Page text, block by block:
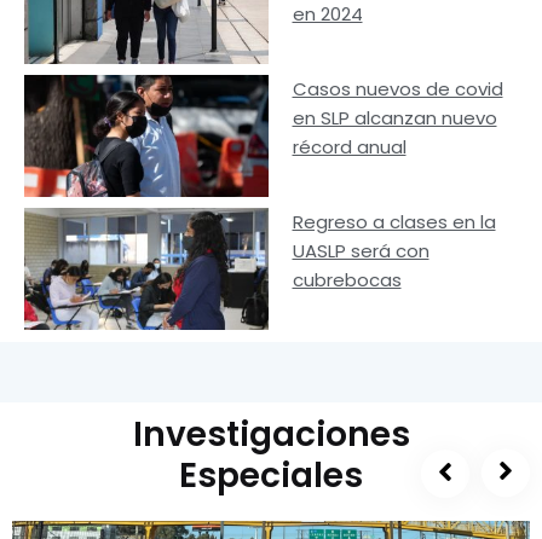
en 2024
Casos nuevos de covid
en SLP alcanzan nuevo
récord anual
Regreso a clases en la
UASLP será con
cubrebocas
Investigaciones
Especiales